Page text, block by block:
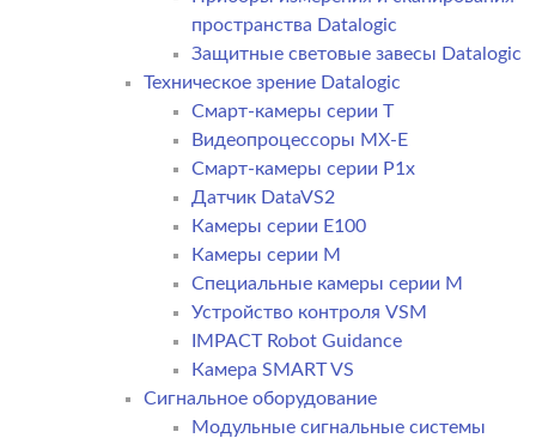
пространства Datalogic
Защитные световые завесы Datalogic
Техническое зрение Datalogic
Смарт-камеры серии T
Видеопроцессоры MX-E
Смарт-камеры серии P1x
Датчик DataVS2
Камеры серии E100
Камеры серии M
Специальные камеры серии M
Устройство контроля VSM
IMPACT Robot Guidance
Камера SMART VS
Cигнальное оборудование
Модульные сигнальные системы